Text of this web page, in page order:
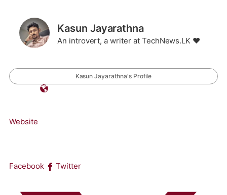
Kasun Jayarathna
An introvert, a writer at TechNews.LK ❤️
Kasun Jayarathna's Profile
Website
Facebook Twitter